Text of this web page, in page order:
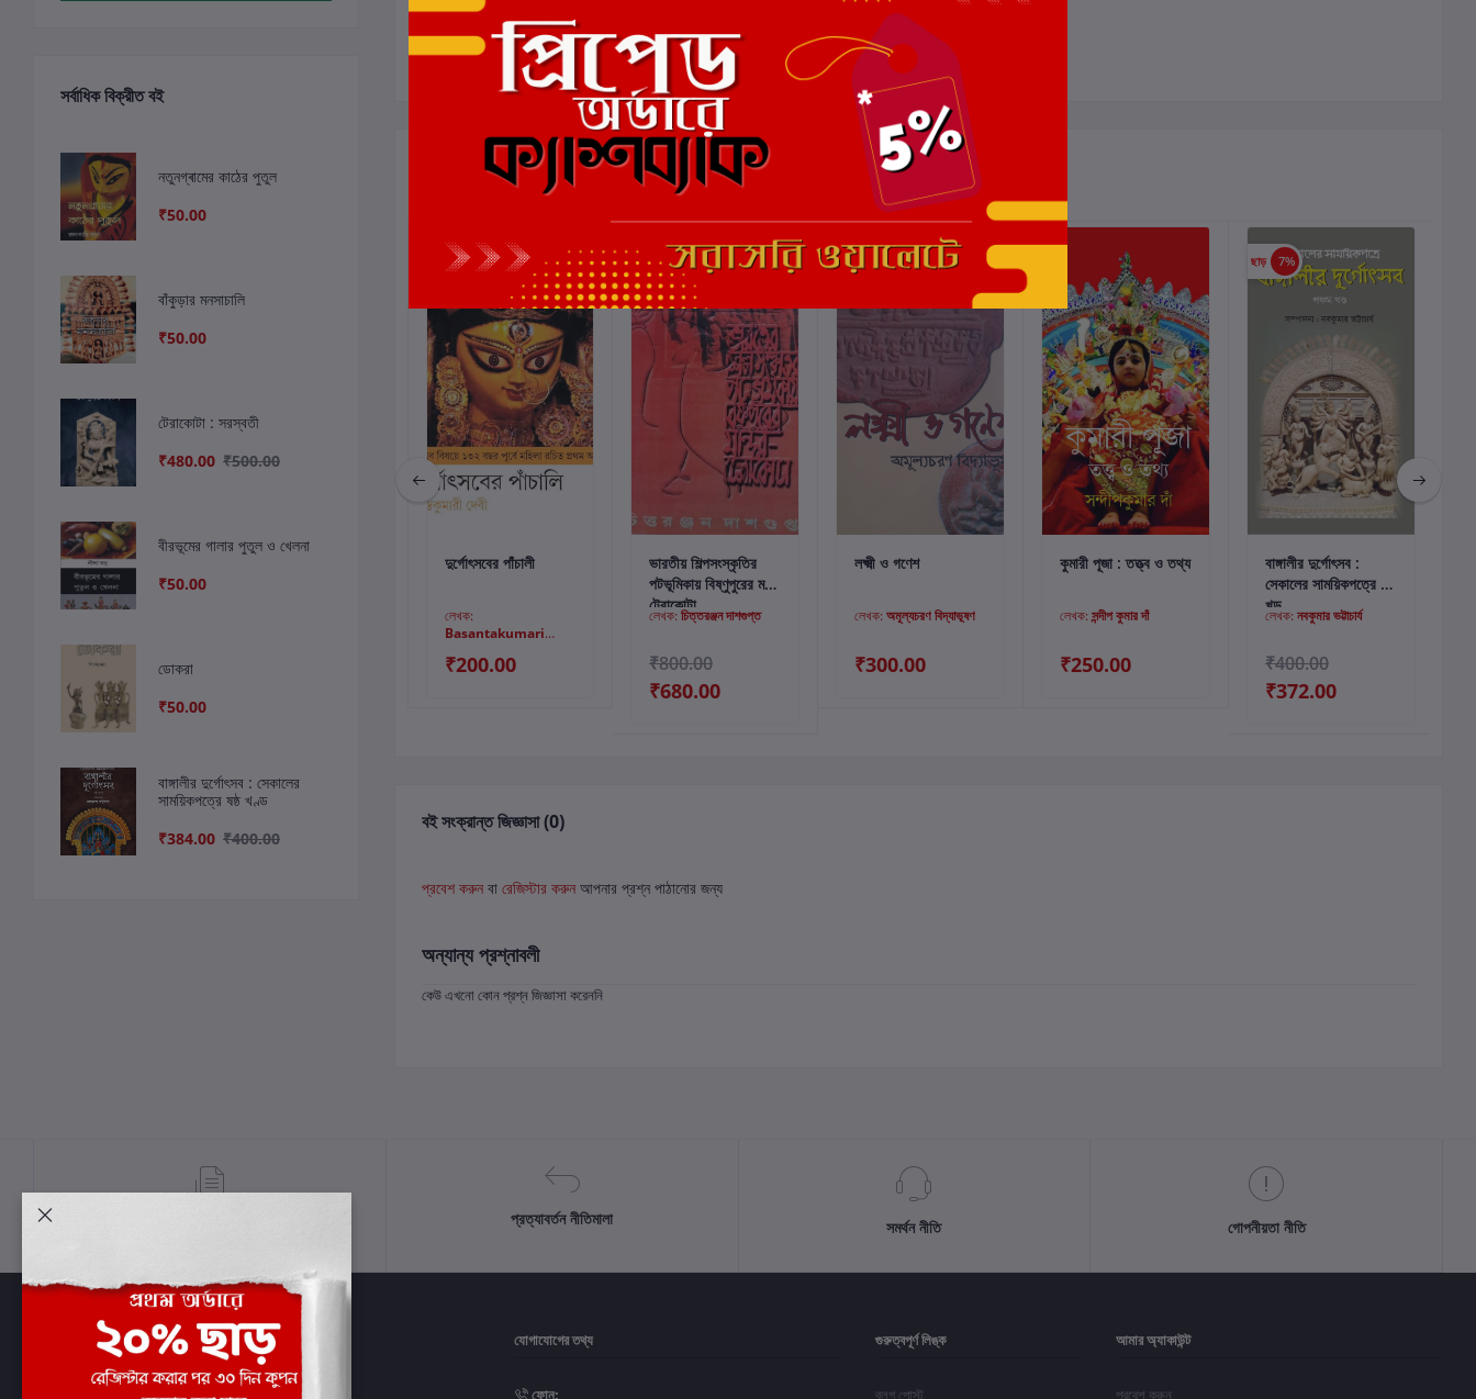
সর্বাধিক বিক্রীত বই
নতুনগ্ৰামের কাঠের পুতুল
₹50.00
বাঁকুড়ার মনসাচালি
₹50.00
টেরাকোটা : সরস্বতী
₹480.00 ₹500.00
বীরভূমের গালার পুতুল ও খেলনা
₹50.00
ডোকরা
₹50.00
বাঙ্গালীর দুর্গোৎসব : সেকালের
সাময়িকপত্রে ষষ্ঠ খণ্ড
₹384.00 ₹400.00
এই বইয়ের জন্য এখনও কোন পর্যালোচনা নেই
কার্টে যোগ করুন
বাঙ্গালীর দুর্গোৎসব :
সেকালের সাময়িকপত্রে ২য়
লেখক:নবকুমার ভট্টাচার্য
₹400.00
₹368.00
কার্টে যোগ করুন
দুর্গোৎসবের পাঁচালী
লেখক:
Basantakumari
₹200.00
ছাড় 15%
কার্টে যোগ করুন
ভারতীয় শিল্পসংস্কৃতির
পটভূমিকায় বিষ্ণুপুরের মন্দির
টেরাকোটা
লেখক: চিত্তরঞ্জন দাশগুপ্ত
₹800.00
₹680.00
কার্টে যোগ করুন
লক্ষ্মী ও গণেশ
লেখক: অমূল্যচরণ বিদ্যাভূষণ
₹300.00
কার্টে যোগ করুন
কুমারী পূজা : তত্ত্ব ও তথ্য
লেখক: সন্দীপ কুমার দাঁ
₹250.00
ছাড় 7%
কার্টে যোগ করুন
বাঙ্গালীর দুর্গোৎসব :
সেকালের সাময়িকপত্রে ৫ম
খন্ড
লেখক: নবকুমার ভট্টাচার্য
₹400.00
₹372.00
বই সংক্রান্ত জিজ্ঞাসা (0)
প্রবেশ করুন বা রেজিস্টার করুন আপনার প্রশ্ন পাঠানোর জন্য
অন্যান্য প্রশ্নাবলী
কেউ এখনো কোন প্রশ্ন জিজ্ঞাসা করেননি
প্রত্যাবর্তন নীতিমালা সমর্থন নীতি গোপনীয়তা নীতি
যোগাযোগের তথ্য
ফোন:
গুরুত্বপূর্ণ লিঙ্ক
ব্লগ পোস্ট
আমার অ্যাকাউন্ট
প্রবেশ করুন